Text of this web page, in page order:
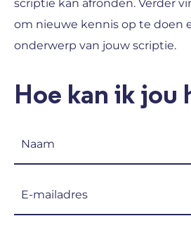
scriptie kan afronden. Verder
om nieuwe kennis op te doen
onderwerp van jouw scriptie.
Hoe kan ik jou